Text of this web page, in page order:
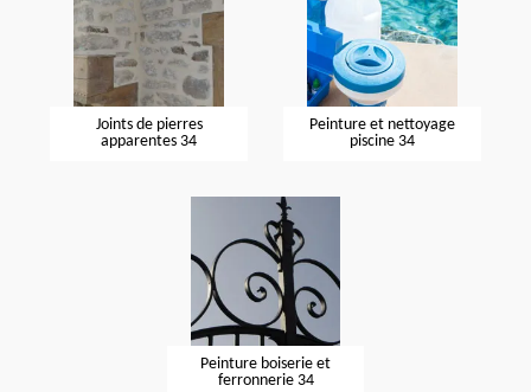
Joints de pierres
apparentes 34
Peinture et nettoyage
piscine 34
Peinture boiserie et
ferronnerie 34